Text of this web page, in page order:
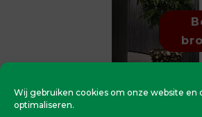
Wij gebruiken cookies om onze website en
optimaliseren.